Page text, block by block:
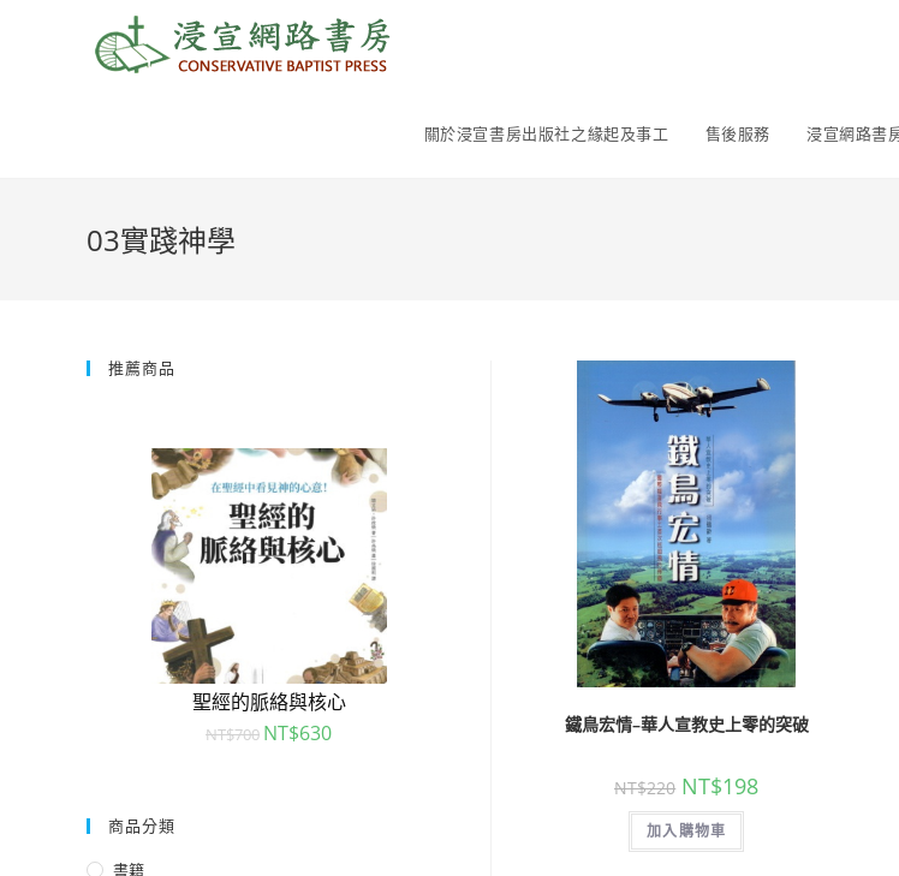
關於浸宣書房出版社之緣起及事工 售後服務 浸宣網路書
03實踐神學
鐵鳥宏情–華人宣教史上零的突破
NT$220 NT$198
加入購物車
推薦商品
聖經的脈絡與核心
NT$700 NT$630 NT$700NT$630
商品分類
書籍